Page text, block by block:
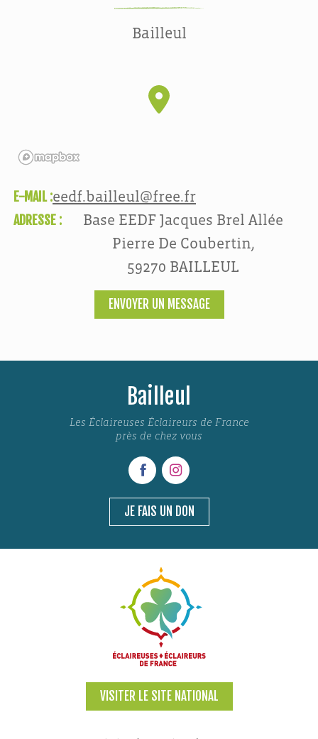
Bailleul
E-MAIL :eedf.bailleul@free.fr
ADRESSE :
Base EEDF Jacques Brel Allée
Pierre De Coubertin,
59270 BAILLEUL
ENVOYER UN MESSAGE
Bailleul
Les Éclaireuses Éclaireurs de France
près de chez vous
JE FAIS UN DON
VISITER LE SITE NATIONAL